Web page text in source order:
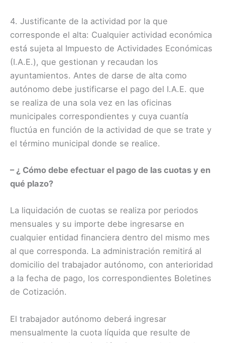
4. Justificante de la actividad por la que
corresponde el alta: Cualquier actividad económica
está sujeta al Impuesto de Actividades Económicas
(I.A.E.), que gestionan y recaudan los
ayuntamientos. Antes de darse de alta como
autónomo debe justificarse el pago del I.A.E. que
se realiza de una sola vez en las oficinas
municipales correspondientes y cuya cuantía
fluctúa en función de la actividad de que se trate y
el término municipal donde se realice.
– ¿ Cómo debe efectuar el pago de las cuotas y en
qué plazo?
La liquidación de cuotas se realiza por periodos
mensuales y su importe debe ingresarse en
cualquier entidad financiera dentro del mismo mes
al que corresponda. La administración remitirá al
domicilio del trabajador autónomo, con anterioridad
a la fecha de pago, los correspondientes Boletines
de Cotización.
El trabajador autónomo deberá ingresar
mensualmente la cuota líquida que resulte de